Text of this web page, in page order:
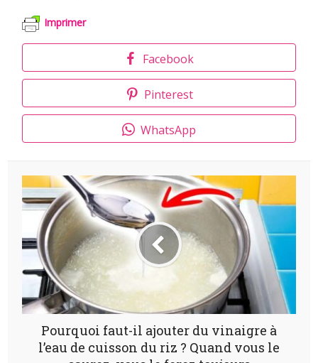
Imprimer
Facebook
Pinterest
WhatsApp
Pourquoi faut-il ajouter du vinaigre à
l’eau de cuisson du riz ? Quand vous le